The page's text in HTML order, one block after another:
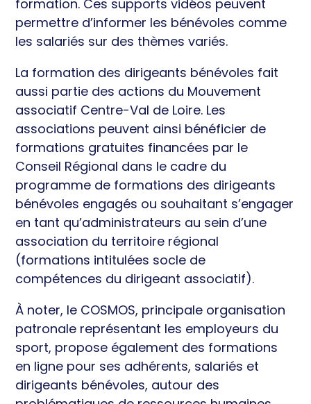
formation. Ces supports vidéos peuvent
permettre d’informer les bénévoles comme
les salariés sur des thèmes variés.
La formation des dirigeants bénévoles fait
aussi partie des actions du Mouvement
associatif Centre-Val de Loire. Les
associations peuvent ainsi bénéficier de
formations gratuites financées par le
Conseil Régional dans le cadre du
programme de formations des dirigeants
bénévoles engagés ou souhaitant s’engager
en tant qu’administrateurs au sein d’une
association du territoire régional
(formations intitulées socle de
compétences du dirigeant associatif).
À noter, le COSMOS, principale organisation
patronale représentant les employeurs du
sport, propose également des formations
en ligne pour ses adhérents, salariés et
dirigeants bénévoles, autour des